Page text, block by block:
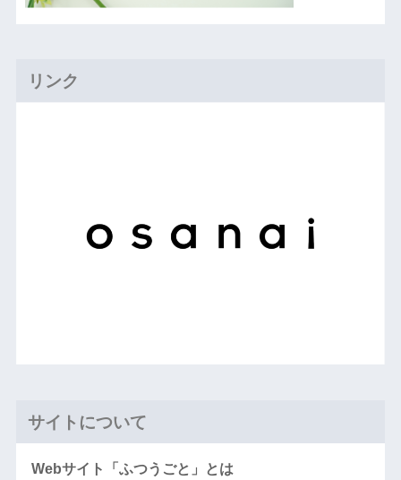
リンク
サイトについて
Webサイト「ふつうごと」とは